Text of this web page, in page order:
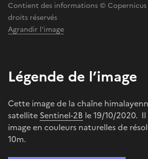
Contient des informations © Copernicus
droits réservés
Agrandir l'image
Légende de l’image
Cette image de la chaîne
satellite Sentinel-2B le 19/10/2020. Il
image en couleurs naturelles de
10m.